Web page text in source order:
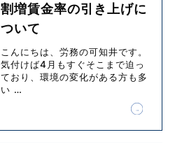
割増賃金率の引き上げに
ついて
こんにちは、労務の可知井です。
気付けば4月もすぐそこまで迫っ
ており、環境の変化がある方も多
い …